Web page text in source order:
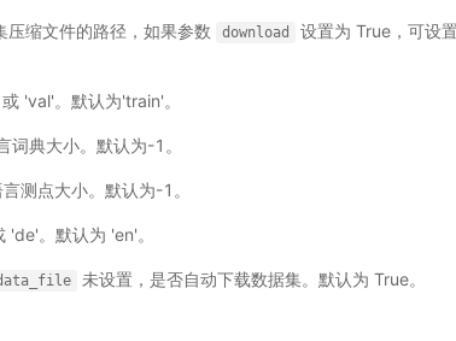
压缩文件的路径，如果参数 download
设置为 True，可设
'val'。默认为'train'。
词典大小。默认为-1。
测点大小。默认为-1。
'de'。默认为 'en'。
未设置，是否自动下载数据集。默认为 True。